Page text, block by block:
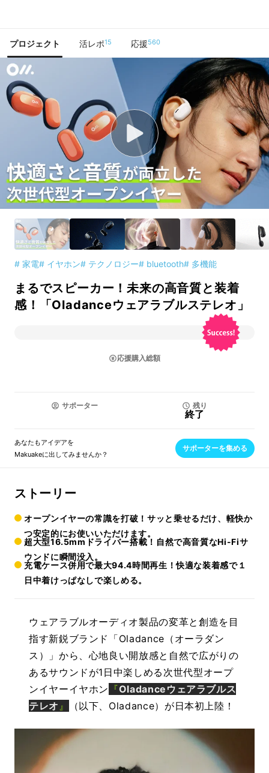
プロジェクト 活レポ15 応援560
# 家電# イヤホン# テクノロジー# bluetooth# 多機能
まるでスピーカー！未来の高音質と装着
感！「Oladanceウェアラブルステレオ」
応援購入総額
サポーター 残り
終了
あなたもアイデアを
Makuakeに出してみませんか？
サポーターを集める
ストーリー
オープンイヤーの常識を打破！サッと乗せるだけ、軽快か
つ安定的にお使いいただけます。
超大型16.5mmドライバー搭載！自然で高音質なHi-Fiサ
ウンドに瞬間没入。
充電ケース併用で最大94.4時間再生！快適な装着感で１
日中着けっぱなしで楽しめる。
ウェアラブルオーディオ製品の変革と創造を目
指す新鋭ブランド「Oladance（オーラダン
ス）」から、心地良い開放感と自然で広がりの
あるサウンドが1日中楽しめる次世代型オープ
ンイヤーイヤホン 『Oladanceウェアラブルス
テレオ 』 （以下、Oladance） が日本初上陸！